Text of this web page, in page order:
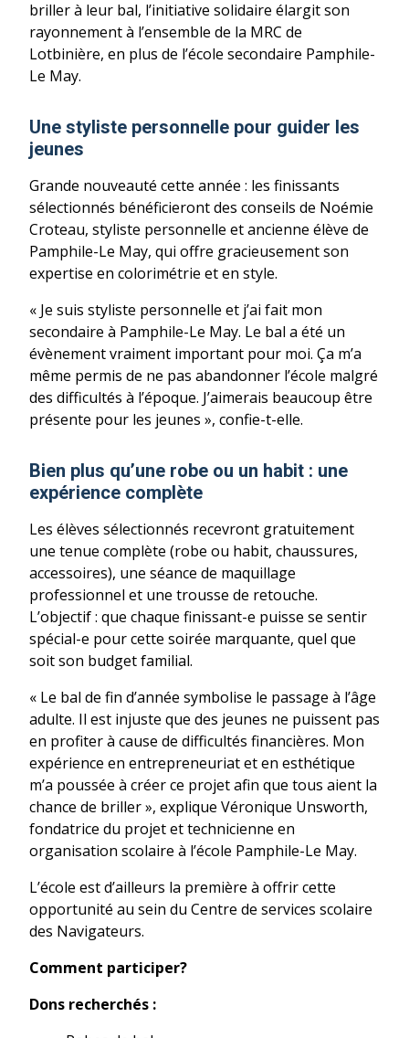
briller à leur bal, l’initiative solidaire élargit son
rayonnement à l’ensemble de la MRC de
Lotbinière, en plus de l’école secondaire Pamphile-
Le May.
Une styliste personnelle pour guider les
jeunes
Grande nouveauté cette année : les finissants
sélectionnés bénéficieront des conseils de Noémie
Croteau, styliste personnelle et ancienne élève de
Pamphile-Le May, qui offre gracieusement son
expertise en colorimétrie et en style.
« Je suis styliste personnelle et j’ai fait mon
secondaire à Pamphile-Le May. Le bal a été un
évènement vraiment important pour moi. Ça m’a
même permis de ne pas abandonner l’école malgré
des difficultés à l’époque. J’aimerais beaucoup être
présente pour les jeunes », confie-t-elle.
Bien plus qu’une robe ou un habit : une
expérience complète
Les élèves sélectionnés recevront gratuitement
une tenue complète (robe ou habit, chaussures,
accessoires), une séance de maquillage
professionnel et une trousse de retouche.
L’objectif : que chaque finissant-e puisse se sentir
spécial-e pour cette soirée marquante, quel que
soit son budget familial.
« Le bal de fin d’année symbolise le passage à l’âge
adulte. Il est injuste que des jeunes ne puissent pas
en profiter à cause de difficultés financières. Mon
expérience en entrepreneuriat et en esthétique
m’a poussée à créer ce projet afin que tous aient la
chance de briller », explique Véronique Unsworth,
fondatrice du projet et technicienne en
organisation scolaire à l’école Pamphile-Le May.
L’école est d’ailleurs la première à offrir cette
opportunité au sein du Centre de services scolaire
des Navigateurs.
Comment participer?
Dons recherchés :